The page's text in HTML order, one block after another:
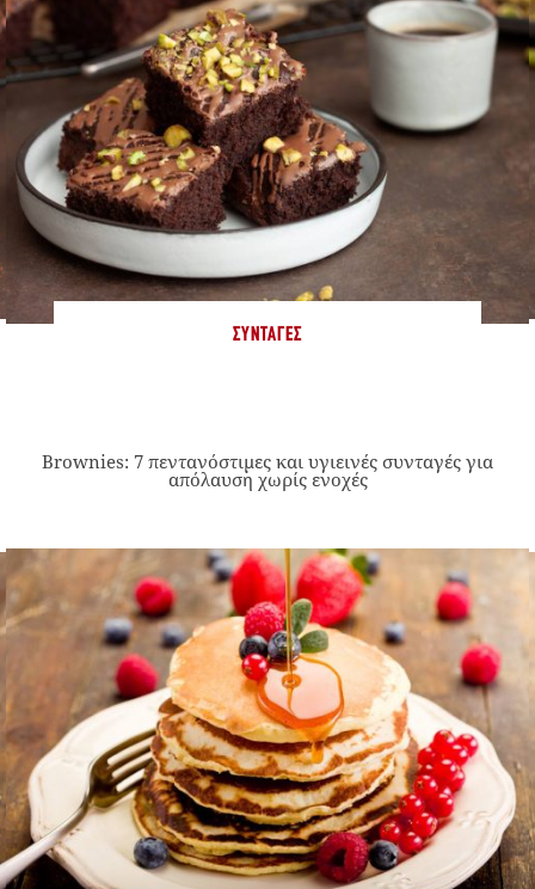
ΣΥΝΤΑΓΈΣ
Brownies: 7 πεντανόστιμες και υγιεινές συνταγές για
απόλαυση χωρίς ενοχές